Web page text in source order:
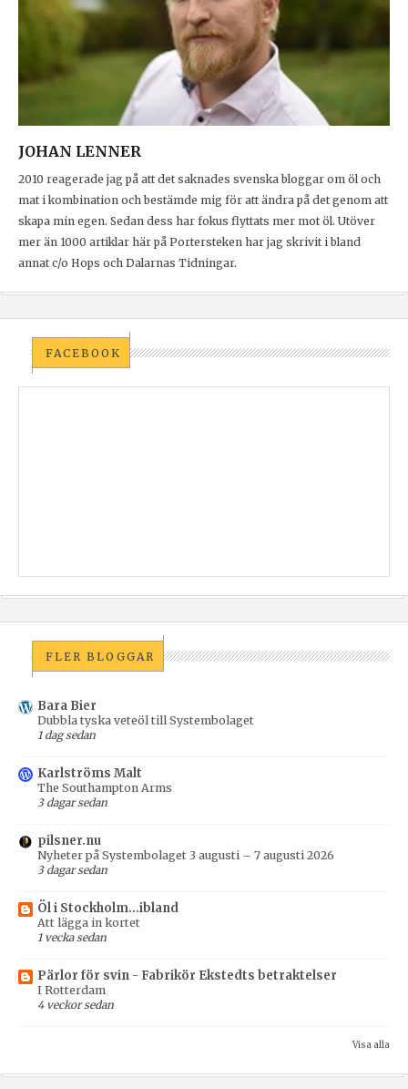
JOHAN LENNER
2010 reagerade jag på att det saknades svenska bloggar om öl och
mat i kombination och bestämde mig för att ändra på det genom att
skapa min egen. Sedan dess har fokus flyttats mer mot öl. Utöver
mer än 1000 artiklar här på Portersteken har jag skrivit i bland
annat c/o Hops och Dalarnas Tidningar.
FACEBOOK
FLER BLOGGAR
Bara Bier
Dubbla tyska veteöl till Systembolaget
1 dag sedan
Karlströms Malt
The Southampton Arms
3 dagar sedan
pilsner.nu
Nyheter på Systembolaget 3 augusti – 7 augusti 2026
3 dagar sedan
Öl i Stockholm...ibland
Att lägga in kortet
1 vecka sedan
Pärlor för svin - Fabrikör Ekstedts betraktelser
I Rotterdam
4 veckor sedan
Visa alla